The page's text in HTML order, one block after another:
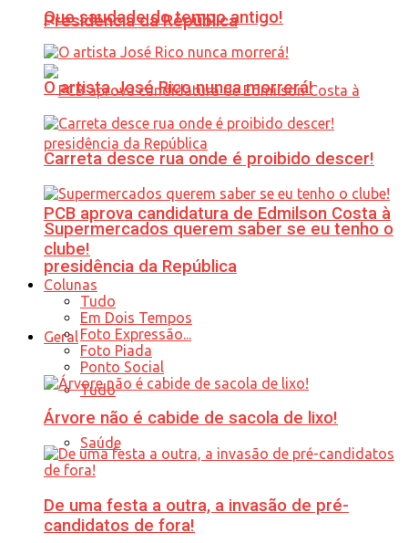
Presidência da República
PCB aprova candidatura de Edmilson Costa à
presidência da República
Geral
Tudo
Saúde
Que saudade do tempo antigo!
O artista José Rico nunca morrerá!
Carreta desce rua onde é proibido descer!
Supermercados querem saber se eu tenho o
clube!
Colunas
Tudo
Em Dois Tempos
Foto Expressão...
Foto Piada
Ponto Social
Árvore não é cabide de sacola de lixo!
De uma festa a outra, a invasão de pré-
candidatos de fora!